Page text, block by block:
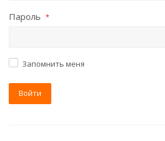
Пароль *
Запомнить меня